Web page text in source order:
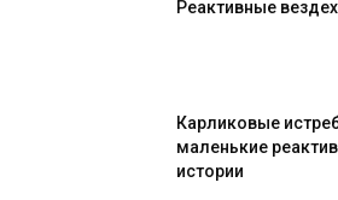
Реактивные
Карликовые
маленькие
истории